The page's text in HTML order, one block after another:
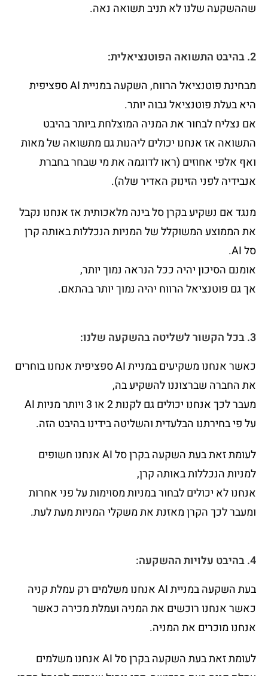
שההשקעה שלנו לא תניב תשואה נאה.
2. בהיבט התשואה הפוטנציאלית:
מבחינת פוטנציאל הרווח, השקעה במניית AI ספציפית
היא בעלת פוטנציאל גבוה יותר.
אם נצליח לבחור את המניה המוצלחת ביותר בהיבט
התשואה אז אנחנו יכולים ליהנות גם מתשואה של מאות
ואף אלפי אחוזים (ראו לדוגמה את מי שבחר בחברת
אנבידיה לפני הזינוק האדיר שלה).
מנגד אם נשקיע בקרן סל בינה מלאכותית אז אנחנו נקבל
את הממוצע המשוקלל של המניות הנכללות באותה קרן
סל AI.
אומנם הסיכון יהיה ככל הנראה נמוך יותר,
אך גם פוטנציאל הרווח יהיה נמוך יותר בהתאם.
3. בכל הקשור לשליטה בהשקעה שלנו:
כאשר אנחנו משקיעים במניית AI ספציפית אנחנו בוחרים
את החברה שברצוננו להשקיע בה,
מעבר לכך אנחנו יכולים גם לקנות 2 או 3 ויותר מניות AI
על פי בחירתנו הבלעדית והשליטה בידינו בהיבט הזה.
לעומת זאת בעת השקעה בקרן סל AI אנחנו חשופים
למניות הנכללות באותה קרן,
אנחנו לא יכולים לבחור במניות מסוימות על פני אחרות
ומעבר לכך הקרן מאזנת את משקלי המניות מעת לעת.
4. בהיבט עלויות ההשקעה:
בעת השקעה במניית AI אנחנו משלמים רק עמלת קניה
כאשר אנחנו רוכשים את המניה ועמלת מכירה כאשר
אנחנו מוכרים את המניה.
לעומת זאת בעת השקעה בקרן סל AI אנחנו משלמים